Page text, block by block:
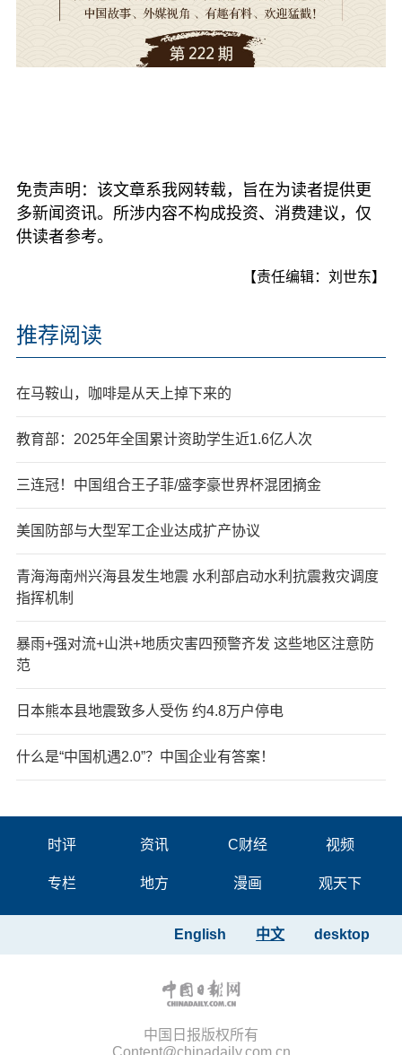
免责声明：该文章系我网转载，旨在为读者提供更
多新闻资讯。所涉内容不构成投资、消费建议，仅
供读者参考。
【责任编辑：刘世东】
推荐阅读
在马鞍山，咖啡是从天上掉下来的
教育部：2025年全国累计资助学生近1.6亿人次
三连冠！中国组合王子菲/盛李豪世界杯混团摘金
美国防部与大型军工企业达成扩产协议
青海海南州兴海县发生地震 水利部启动水利抗震救灾调度
指挥机制
暴雨+强对流+山洪+地质灾害四预警齐发 这些地区注意防
范
日本熊本县地震致多人受伤 约4.8万户停电
什么是“中国机遇2.0”？中国企业有答案！
时评 资讯 C财经 视频
专栏 地方 漫画 观天下
desktop
中文
English
中国日报版权所有
Content@chinadaily.com.cn